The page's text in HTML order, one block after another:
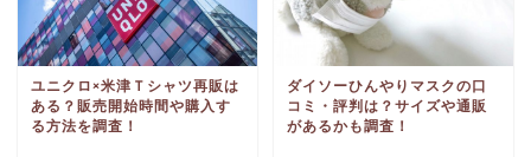
ユニクロ×米津Ｔシャツ再販は
ある？販売開始時間や購入す
る方法を調査！
ダイソーひんやりマスクの口
コミ・評判は？サイズや通販
があるかも調査！